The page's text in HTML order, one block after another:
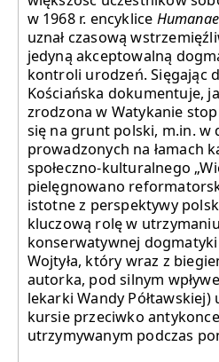
w 1968 r. encyklice
uznał czasową
jedyną akceptowalną
kontroli urodzeń. Sięgając
Kościańska dokumentuje,
zrodzona w Watykanie
się na grunt polski, m.in. w
prowadzonych na łamach
społeczno-kulturalnego
pielęgnowano
istotne z perspektywy
kluczową rolę w
konserwatywnej dogmatyki
Wojtyła, który wraz z
autorka, pod silnym
lekarki Wandy
kursie przeciwko
utrzymywanym podczas